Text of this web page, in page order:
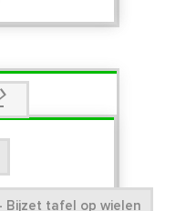
tafel op wielen